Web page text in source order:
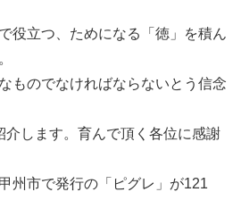
役立つ、ためになる「徳」を積ん
ものでなければならないとう信念
介します。育んで頂く各位に感謝
州市で発行の「ピグレ」が121